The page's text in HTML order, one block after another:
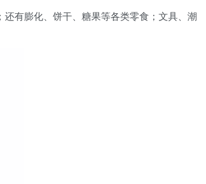
有膨化、饼干、糖果等各类零食；文具、潮